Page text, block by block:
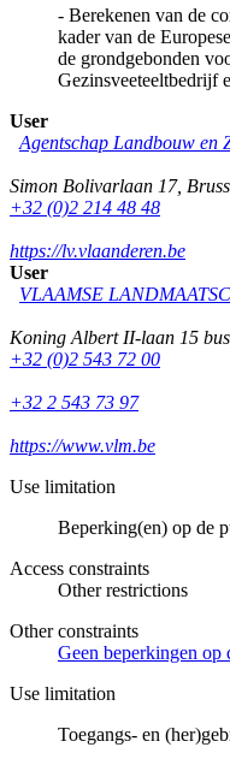
- Berekenen van de
kader van de
de grondgebonden
Gezinsveeteeltbedrijf
User
Agentschap Landbouw en
Simon Bolivarlaan 17,
+32 (0)2 214 48 48
https://lv.vlaanderen.be
User
VLAAMSE
Koning Albert II-laan 15
+32 (0)2 543 72 00
+32 2 543 73 97
https://www.vlm.be
Use limitation
Beperking(en) op de
Access constraints
Other restrictions
Other constraints
Geen beperkingen op
Use limitation
Toegangs- en